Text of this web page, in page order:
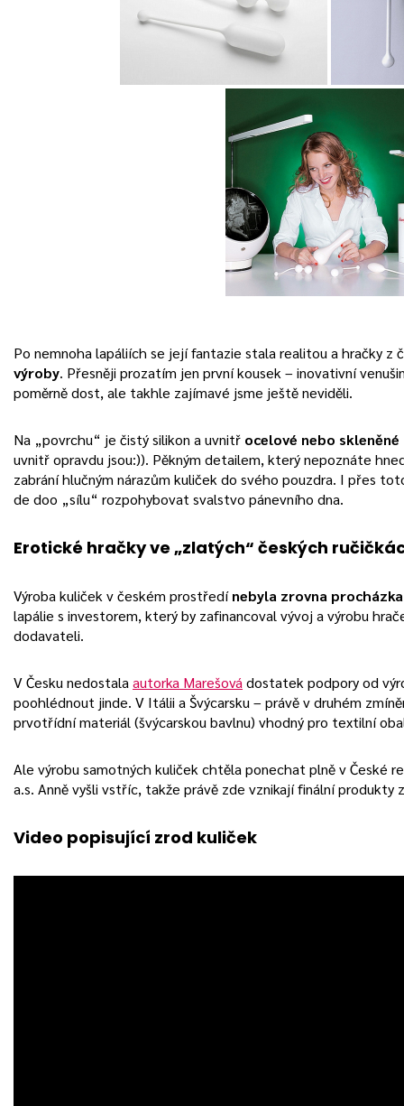
Po nemnoha lapáliích se její fantazie stala realitou a hračky z
výroby. Přesněji prozatím jen první kousek – inovativní
poměrně dost, ale takhle zajímavé jsme ještě neviděli.
Na „povrchu“ je čistý silikon a uvnitř ocelové nebo
uvnitř opravdu jsou:)). Pěkným detailem, který nepoznáte
zabrání hlučným nárazům kuliček do svého pouzdra. I přes
de doo „sílu“ rozpohybovat svalstvo pánevního dna.
Erotické hračky ve „zlatých“ českých
Výroba kuliček v českém prostředínebyla zrovna
lapálie s investorem, který by zafinancoval vývoj a výrobu
dodavateli.
V Česku nedostala autorka Marešová dostatek podpory od
poohlédnout jinde. V Itálii a Švýcarsku – právě v druhém
prvotřídní materiál (švýcarskou bavlnu) vhodný pro textilní
Ale výrobu samotných kuliček chtěla ponechat plně v České
a.s. Anně vyšli vstříc, takže právě zde vznikají finální produkty
Video popisující zrod kuliček